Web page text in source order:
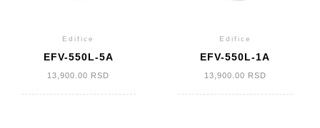
Edifice
EFV-550L-5A
13,900.00 RSD
Edifice
EFV-550L-1A
13,900.00 RSD